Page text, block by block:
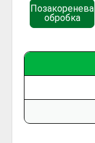
Позакоренева
обробка